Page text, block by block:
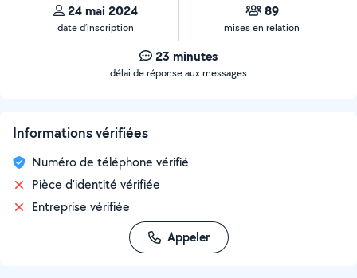
24 mai 2024
date d’inscription
89
mises en relation
23 minutes
délai de réponse aux messages
Informations vérifiées
Numéro de téléphone vérifié
Pièce d'identité vérifiée
Entreprise vérifiée
Appeler